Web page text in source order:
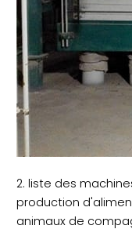
2. liste des
production
animaux de